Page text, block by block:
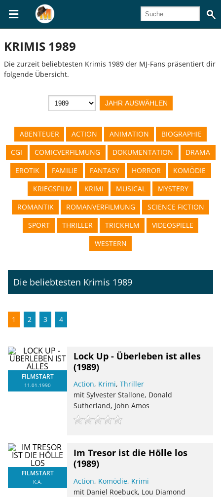
KRIMIS 1989
Die zurzeit beliebtesten Krimis 1989 der MJ-Fans präsentiert dir
folgende Übersicht.
ABENTEUER ACTION ANIMATION
BIOGRAPHIE
CGI
COMICVERFILMUNG DOKUMENTATION
DRAMA
EROTIK
FAMILIE FANTASY HORROR
KOMÖDIE
KRIEGSFILM
KRIMI MUSICAL
MYSTERY
ROMANTIK
ROMANVERFILMUNG
SCIENCE FICTION
SPORT
THRILLER TRICKFILM
VIDEOSPIELE
WESTERN
Die beliebtesten Krimis 1989
1 2 3 4
FILMSTART
11.01.1990
Lock Up - Überleben ist alles
(1989)
Action, Krimi,Thriller
mit Sylvester Stallone, Donald
Sutherland, John Amos
FILMSTART
K.A.
Im Tresor ist die Hölle los
(1989)
Action, Komödie, Krimi
mit Daniel Roebuck, Lou Diamond